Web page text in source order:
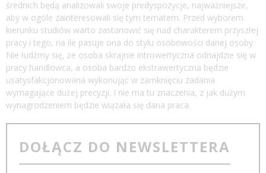
średnich będą analizowali swoje predyspozycje, najważniejsze,
aby w ogóle zainteresowali się tym tematem. Przed wyborem
kierunku studiów warto zastanowić się nad charakterem przyszłej
pracy i tego, na ile pasuje ona do stylu osobowości danej osoby.
Nie łudźmy się, że osoba skrajnie introwertyczna odnajdzie się w
pracy handlowca, a osoba bardzo ekstrawertyczna będzie
usatysfakcjonowana wykonując w zamknięciu zadania
wymagające dużej precyzji. I nie ma tu znaczenia, z jak dużym
wynagrodzeniem będzie wiązała się dana praca.
DOŁĄCZ DO NEWSLETTERA